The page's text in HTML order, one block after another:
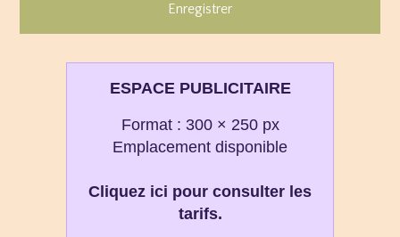
Enregistrer
ESPACE PUBLICITAIRE
Format : 300 × 250 px
Emplacement disponible
Cliquez ici pour consulter les
tarifs.